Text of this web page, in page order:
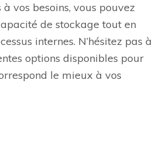
vos besoins, vous pouvez
de stockage tout en
internes. N’hésitez pas à
options disponibles pour
le mieux à vos